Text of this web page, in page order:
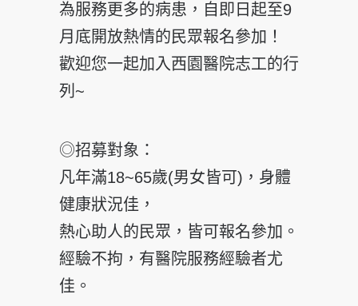
為服務更多的病患，自即日起至9
月底開放熱情的民眾報名參加！
歡迎您一起加入西園醫院志工的行
列~
◎招募對象：
凡年滿18~65歲(男女皆可)，身體
健康狀況佳，
熱心助人的民眾，皆可報名參加。
經驗不拘，有醫院服務經驗者尤
佳。